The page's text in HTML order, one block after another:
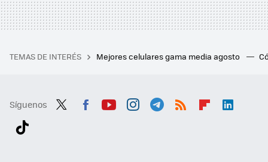
TEMAS DE INTERÉS Mejores celulares gama media agosto
Síguenos